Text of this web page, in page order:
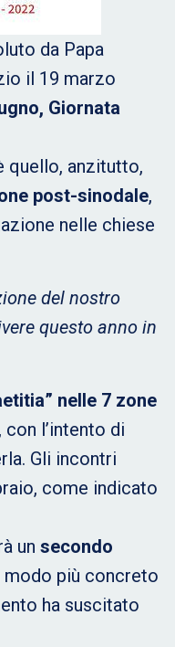
da Papa
il 19 marzo
Giornata
quello, anzitutto,
post-sinodale,
nelle chiese
del nostro
questo anno in
nelle 7 zone
, con l’intento di
Gli incontri
come indicato
un secondo
modo più concreto
ha suscitato